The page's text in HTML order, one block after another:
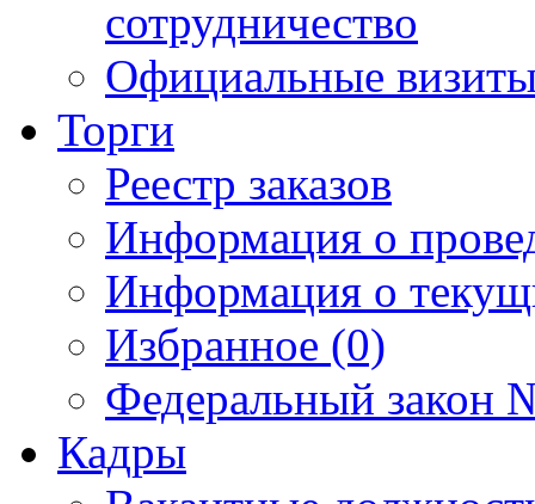
сотрудничество
Официальные
Торги
Реестр заказов
Информация о
Информация о
Избранное (0)
Федеральный закон
Кадры